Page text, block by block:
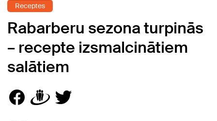
Receptes
Rabarberu sezona turpinās
– recepte izsmalcinātiem
salātiem